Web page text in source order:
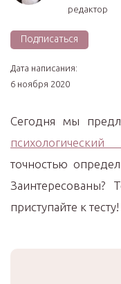
редактор
Подписаться
Дата написания:
6 ноября 2020
Сегодня мы
психологический
точностью
Заинтересованы?
приступайте к тесту!